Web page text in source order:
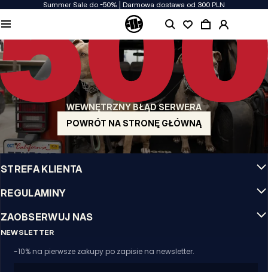
Summer Sale do -50% | Darmowa dostawa od 300 PLN
WEWNĘTRZNY BŁĄD SERWERA
POWRÓT NA STRONĘ GŁÓWNĄ
JAKOŚĆ TO DLA NAS PRIORYTET
Naszą odzież produkujemy z pasją! Nie idziemy na kompromis w kwestiach
wytrzymałości, długowieczności materiałów i dbałości o detal.
US ORIGIN
Nasze korzenie sięgają San Diego z poczatku lat 90-tych XX wieku. Nasz styl jest
surowy, autentyczny i stanowczy.
MARKA Z CHARAKTEREM
Nasze kolekcje wybierają sportowcy, fighterzy i uparci indywidualiści.
INFO
STREFA KLIENTA
REGULAMINY
ZAOBSERWUJ NAS
NEWSLETTER
-10% na pierwsze zakupy po zapisie na newsletter.